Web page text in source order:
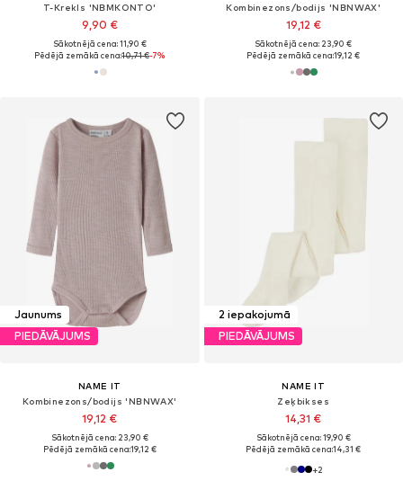
T-Krekls 'NBMKONTO'
9,90 €
Sākotnējā cena: 11,90 €
Pēdējā zemākā cena:10,71 €-7%
Kombinezons/bodijs 'NBNWAX'
19,12 €
Sākotnējā cena: 23,90 €
Pēdējā zemākā cena:19,12 €
Jaunums
PIEDĀVĀJUMS
NAME IT
Kombinezons/bodijs 'NBNWAX'
19,12 €
Sākotnējā cena: 23,90 €
Pēdējā zemākā cena:19,12 €
2 iepakojumā
PIEDĀVĀJUMS
NAME IT
Zeķbikses
14,31 €
Sākotnējā cena: 19,90 €
Pēdējā zemākā cena:14,31 €
+2